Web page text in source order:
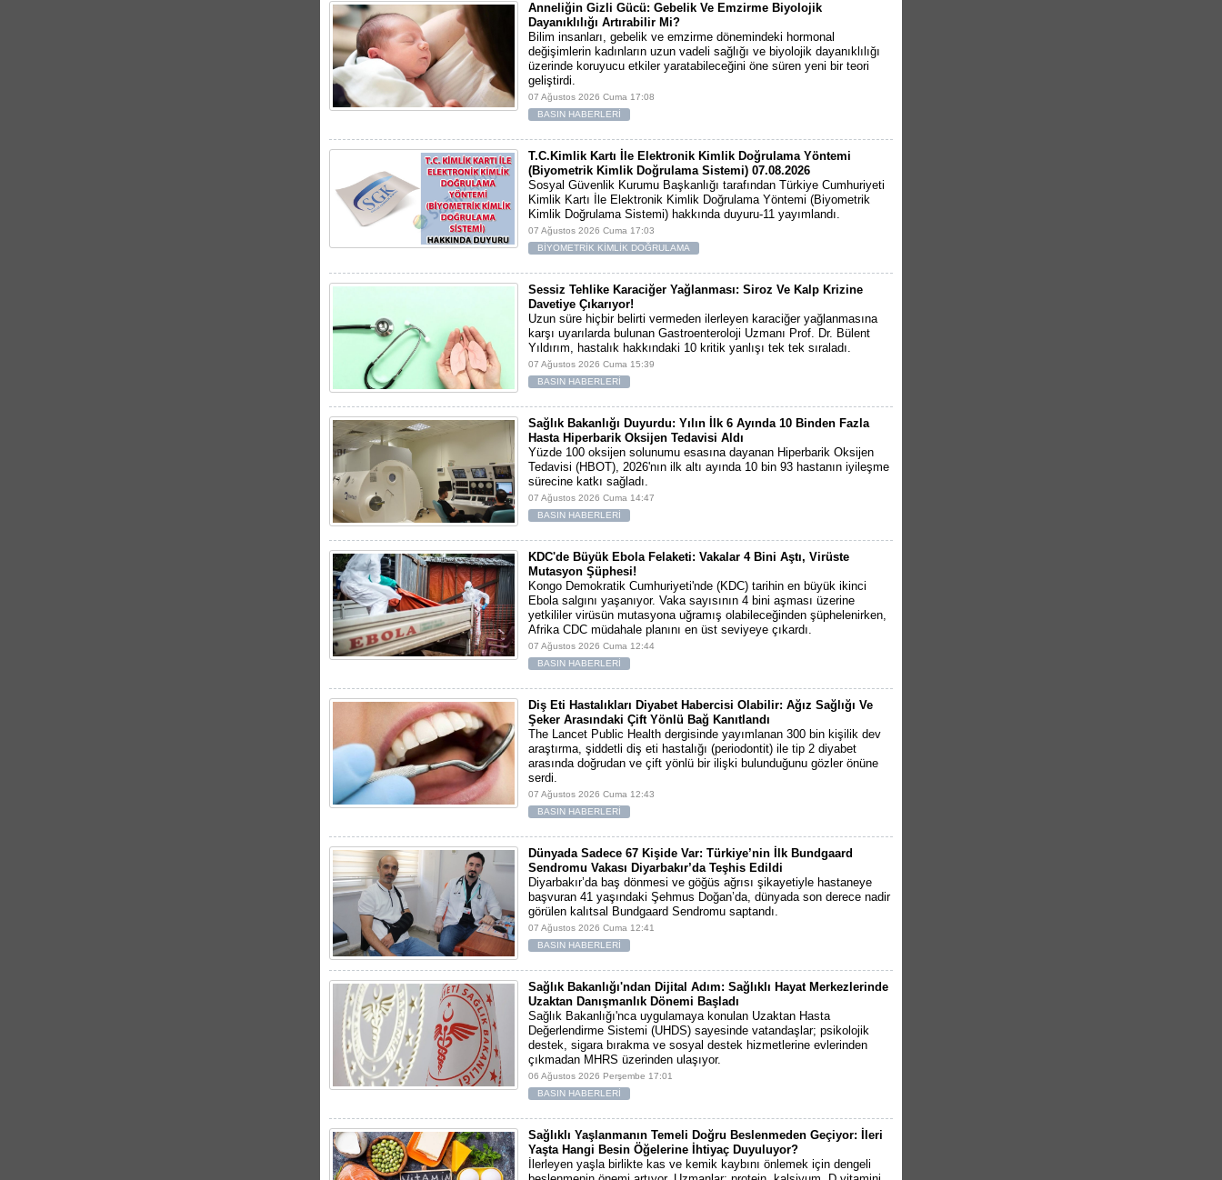
Anneliğin Gizli Gücü: Gebelik Ve Emzirme Biyolojik
Dayanıklılığı Artırabilir Mi?
Bilim insanları, gebelik ve emzirme dönemindeki hormonal
değişimlerin kadınların uzun vadeli sağlığı ve biyolojik dayanıklılığı
üzerinde koruyucu etkiler yaratabileceğini öne süren yeni bir teori
geliştirdi.
07 Ağustos 2026 Cuma 17:08
BASIN HABERLERİ
T.C.Kimlik Kartı İle Elektronik Kimlik Doğrulama Yöntemi
(Biyometrik Kimlik Doğrulama Sistemi) 07.08.2026
Sosyal Güvenlik Kurumu Başkanlığı tarafından Türkiye Cumhuriyeti
Kimlik Kartı İle Elektronik Kimlik Doğrulama Yöntemi (Biyometrik
Kimlik Doğrulama Sistemi) hakkında duyuru-11 yayımlandı.
07 Ağustos 2026 Cuma 17:03
BİYOMETRİK KİMLİK DOĞRULAMA
Sessiz Tehlike Karaciğer Yağlanması: Siroz Ve Kalp Krizine
Davetiye Çıkarıyor!
Uzun süre hiçbir belirti vermeden ilerleyen karaciğer yağlanmasına
karşı uyarılarda bulunan Gastroenteroloji Uzmanı Prof. Dr. Bülent
Yıldırım, hastalık hakkındaki 10 kritik yanlışı tek tek sıraladı.
07 Ağustos 2026 Cuma 15:39
BASIN HABERLERİ
Sağlık Bakanlığı Duyurdu: Yılın İlk 6 Ayında 10 Binden Fazla
Hasta Hiperbarik Oksijen Tedavisi Aldı
Yüzde 100 oksijen solunumu esasına dayanan Hiperbarik Oksijen
Tedavisi (HBOT), 2026'nın ilk altı ayında 10 bin 93 hastanın iyileşme
sürecine katkı sağladı.
07 Ağustos 2026 Cuma 14:47
BASIN HABERLERİ
KDC'de Büyük Ebola Felaketi: Vakalar 4 Bini Aştı, Virüste
Mutasyon Şüphesi!
Kongo Demokratik Cumhuriyeti'nde (KDC) tarihin en büyük ikinci
Ebola salgını yaşanıyor. Vaka sayısının 4 bini aşması üzerine
yetkililer virüsün mutasyona uğramış olabileceğinden şüphelenirken,
Afrika CDC müdahale planını en üst seviyeye çıkardı.
07 Ağustos 2026 Cuma 12:44
BASIN HABERLERİ
Diş Eti Hastalıkları Diyabet Habercisi Olabilir: Ağız Sağlığı Ve
Şeker Arasındaki Çift Yönlü Bağ Kanıtlandı
The Lancet Public Health dergisinde yayımlanan 300 bin kişilik dev
araştırma, şiddetli diş eti hastalığı (periodontit) ile tip 2 diyabet
arasında doğrudan ve çift yönlü bir ilişki bulunduğunu gözler önüne
serdi.
07 Ağustos 2026 Cuma 12:43
BASIN HABERLERİ
Dünyada Sadece 67 Kişide Var: Türkiye’nin İlk Bundgaard
Sendromu Vakası Diyarbakır’da Teşhis Edildi
Diyarbakır’da baş dönmesi ve göğüs ağrısı şikayetiyle hastaneye
başvuran 41 yaşındaki Şehmus Doğan’da, dünyada son derece nadir
görülen kalıtsal Bundgaard Sendromu saptandı.
07 Ağustos 2026 Cuma 12:41
BASIN HABERLERİ
Sağlık Bakanlığı'ndan Dijital Adım: Sağlıklı Hayat Merkezlerinde
Uzaktan Danışmanlık Dönemi Başladı
Sağlık Bakanlığı'nca uygulamaya konulan Uzaktan Hasta
Değerlendirme Sistemi (UHDS) sayesinde vatandaşlar; psikolojik
destek, sigara bırakma ve sosyal destek hizmetlerine evlerinden
çıkmadan MHRS üzerinden ulaşıyor.
06 Ağustos 2026 Perşembe 17:01
BASIN HABERLERİ
Sağlıklı Yaşlanmanın Temeli Doğru Beslenmeden Geçiyor: İleri
Yaşta Hangi Besin Öğelerine İhtiyaç Duyuluyor?
İlerleyen yaşla birlikte kas ve kemik kaybını önlemek için dengeli